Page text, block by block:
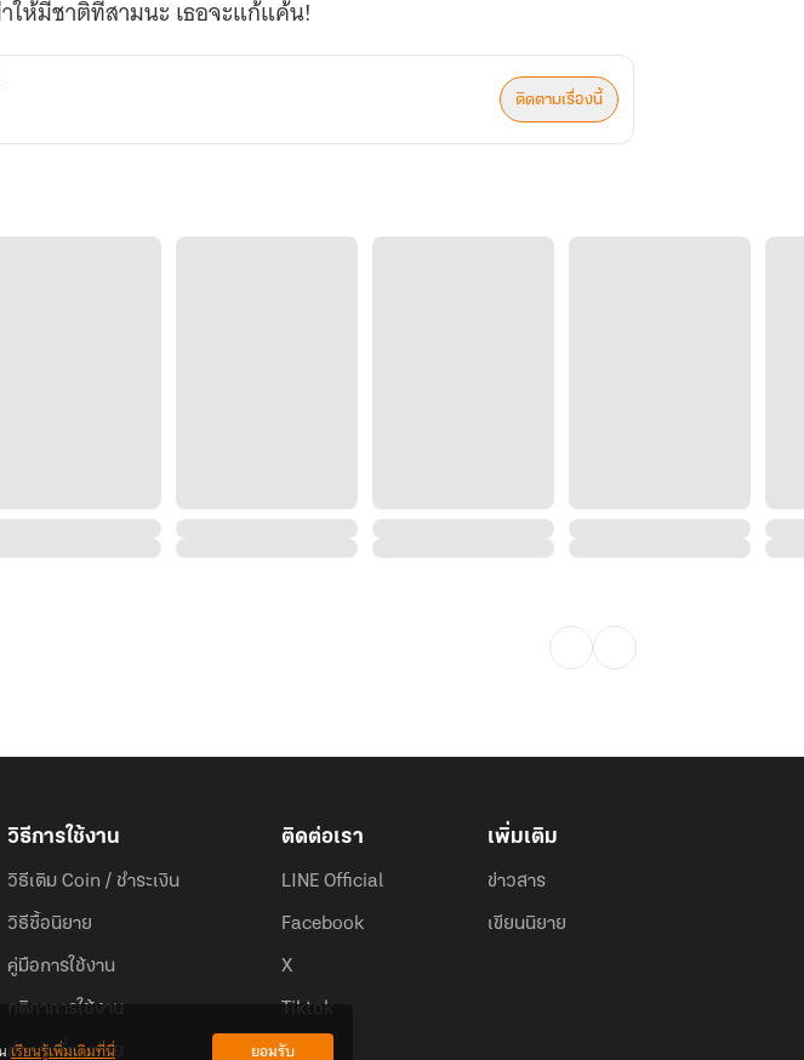
ติดตามเรื่องนี้
วิธีการใช้งาน
วิธีเติม Coin / ชำระเงิน
วิธีซื้อนิยาย
คู่มือการใช้งาน
กติกาการใช้งาน
คำถามที่พบบ่อย
ติดต่อเรา
LINE Official
Facebook
X
Tiktok
เพิ่มเติม
ข่าวสาร
เขียนนิยาย
เรียนรู้เพิ่มเติมที่นี่ ยอมรับ